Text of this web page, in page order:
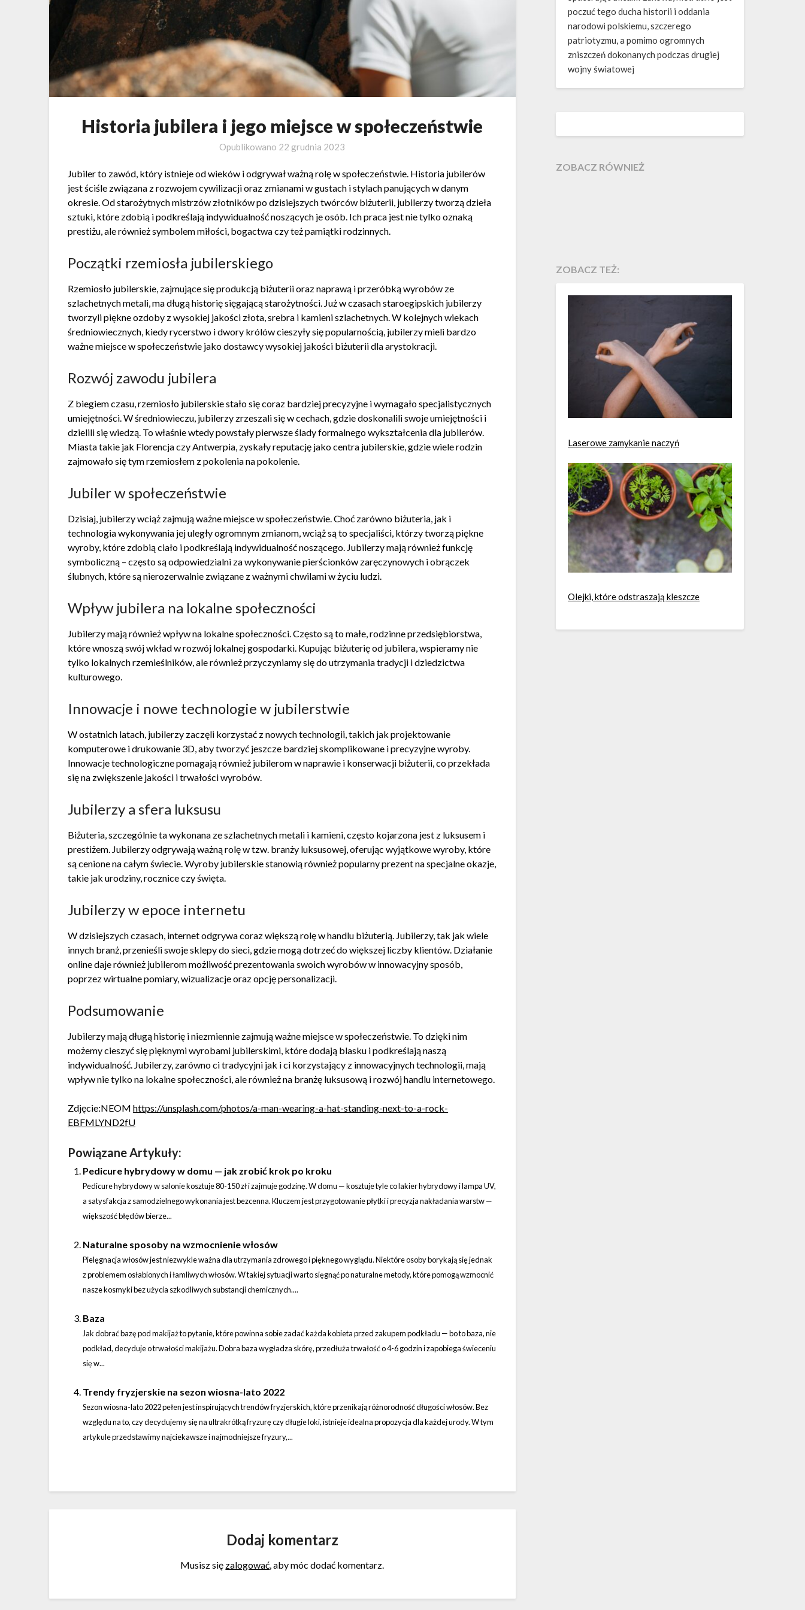
Historia jubilera i jego miejsce w społeczeństwie
Opublikowano 22 grudnia 2023
Jubiler to zawód, który istnieje od wieków i odgrywał ważną rolę w społeczeństwie. Historia jubilerów
jest ściśle związana z rozwojem cywilizacji oraz zmianami w gustach i stylach panujących w danym
okresie. Od starożytnych mistrzów złotników po dzisiejszych twórców biżuterii, jubilerzy tworzą dzieła
sztuki, które zdobią i podkreślają indywidualność noszących je osób. Ich praca jest nie tylko oznaką
prestiżu, ale również symbolem miłości, bogactwa czy też pamiątki rodzinnych.
Początki rzemiosła jubilerskiego
Rzemiosło jubilerskie, zajmujące się produkcją biżuterii oraz naprawą i przeróbką wyrobów ze
szlachetnych metali, ma długą historię sięgającą starożytności. Już w czasach staroegipskich jubilerzy
tworzyli piękne ozdoby z wysokiej jakości złota, srebra i kamieni szlachetnych. W kolejnych wiekach
średniowiecznych, kiedy rycerstwo i dwory królów cieszyły się popularnością, jubilerzy mieli bardzo
ważne miejsce w społeczeństwie jako dostawcy wysokiej jakości biżuterii dla arystokracji.
Rozwój zawodu jubilera
Z biegiem czasu, rzemiosło jubilerskie stało się coraz bardziej precyzyjne i wymagało specjalistycznych
umiejętności. W średniowieczu, jubilerzy zrzeszali się w cechach, gdzie doskonalili swoje umiejętności i
dzielili się wiedzą. To właśnie wtedy powstały pierwsze ślady formalnego wykształcenia dla jubilerów.
Miasta takie jak Florencja czy Antwerpia, zyskały reputację jako centra jubilerskie, gdzie wiele rodzin
zajmowało się tym rzemiosłem z pokolenia na pokolenie.
Jubiler w społeczeństwie
Dzisiaj, jubilerzy wciąż zajmują ważne miejsce w społeczeństwie. Choć zarówno biżuteria, jak i
technologia wykonywania jej uległy ogromnym zmianom, wciąż są to specjaliści, którzy tworzą piękne
wyroby, które zdobią ciało i podkreślają indywidualność noszącego. Jubilerzy mają również funkcję
symboliczną – często są odpowiedzialni za wykonywanie pierścionków zaręczynowych i obrączek
ślubnych, które są nierozerwalnie związane z ważnymi chwilami w życiu ludzi.
Wpływ jubilera na lokalne społeczności
Jubilerzy mają również wpływ na lokalne społeczności. Często są to małe, rodzinne przedsiębiorstwa,
które wnoszą swój wkład w rozwój lokalnej gospodarki. Kupując biżuterię od jubilera, wspieramy nie
tylko lokalnych rzemieślników, ale również przyczyniamy się do utrzymania tradycji i dziedzictwa
kulturowego.
Innowacje i nowe technologie w jubilerstwie
W ostatnich latach, jubilerzy zaczęli korzystać z nowych technologii, takich jak projektowanie
komputerowe i drukowanie 3D, aby tworzyć jeszcze bardziej skomplikowane i precyzyjne wyroby.
Innowacje technologiczne pomagają również jubilerom w naprawie i konserwacji biżuterii, co przekłada
się na zwiększenie jakości i trwałości wyrobów.
Jubilerzy a sfera luksusu
Biżuteria, szczególnie ta wykonana ze szlachetnych metali i kamieni, często kojarzona jest z luksusem i
prestiżem. Jubilerzy odgrywają ważną rolę w tzw. branży luksusowej, oferując wyjątkowe wyroby, które
są cenione na całym świecie. Wyroby jubilerskie stanowią również popularny prezent na specjalne okazje,
takie jak urodziny, rocznice czy święta.
Jubilerzy w epoce internetu
W dzisiejszych czasach, internet odgrywa coraz większą rolę w handlu biżuterią. Jubilerzy, tak jak wiele
innych branż, przenieśli swoje sklepy do sieci, gdzie mogą dotrzeć do większej liczby klientów. Działanie
online daje również jubilerom możliwość prezentowania swoich wyrobów w innowacyjny sposób,
poprzez wirtualne pomiary, wizualizacje oraz opcję personalizacji.
Podsumowanie
Jubilerzy mają długą historię i niezmiennie zajmują ważne miejsce w społeczeństwie. To dzięki nim
możemy cieszyć się pięknymi wyrobami jubilerskimi, które dodają blasku i podkreślają naszą
indywidualność. Jubilerzy, zarówno ci tradycyjni jak i ci korzystający z innowacyjnych technologii, mają
wpływ nie tylko na lokalne społeczności, ale również na branżę luksusową i rozwój handlu internetowego.
Zdjęcie:NEOMhttps://unsplash.com/photos/a-man-wearing-a-hat-standing-next-to-a-rock-
EBFMLYND2fU
Powiązane Artykuły:
Pedicure hybrydowy w domu — jak zrobić krok po kroku
Pedicure hybrydowy w salonie kosztuje 80-150 zł i zajmuje godzinę. W domu — kosztuje tyle co lakier hybrydowy i lampa UV,
a satysfakcja z samodzielnego wykonania jest bezcenna. Kluczem jest przygotowanie płytki i precyzja nakładania warstw —
większość błędów bierze...
Naturalne sposoby na wzmocnienie włosów
Pielęgnacja włosów jest niezwykle ważna dla utrzymania zdrowego i pięknego wyglądu. Niektóre osoby borykają się jednak
z problemem osłabionych i łamliwych włosów. W takiej sytuacji warto sięgnąć po naturalne metody, które pomogą wzmocnić
nasze kosmyki bez użycia szkodliwych substancji chemicznych....
Baza
Jak dobrać bazę pod makijaż to pytanie, które powinna sobie zadać każda kobieta przed zakupem podkładu — bo to baza, nie
podkład, decyduje o trwałości makijażu. Dobra baza wygładza skórę, przedłuża trwałość o 4-6 godzin i zapobiega świeceniu
się w...
Trendy fryzjerskie na sezon wiosna-lato 2022
Sezon wiosna-lato 2022 pełen jest inspirujących trendów fryzjerskich, które przenikają różnorodność długości włosów. Bez
względu na to, czy decydujemy się na ultrakrótką fryzurę czy długie loki, istnieje idealna propozycja dla każdej urody. W tym
artykule przedstawimy najciekawsze i najmodniejsze fryzury,...
Dodaj komentarz
Musisz się zalogować , aby móc dodać komentarz.
poczuć tego ducha historii i oddania
narodowi polskiemu, szczerego
patriotyzmu, a pomimo ogromnych
zniszczeń dokonanych podczas drugiej
wojny światowej
ZOBACZ RÓWNIEŻ
ZOBACZ TEŻ:
Laserowe zamykanie naczyń
Olejki, które odstraszają kleszcze